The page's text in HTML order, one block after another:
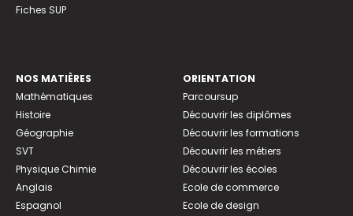
Fiches SUP
NOS MATIÈRES
Mathématiques
Histoire
Géographie
SVT
Physique Chimie
Anglais
Espagnol
ORIENTATION
Parcoursup
Découvrir les diplômes
Découvrir les formations
Découvrir les métiers
Découvrir les écoles
Ecole de commerce
Ecole de design